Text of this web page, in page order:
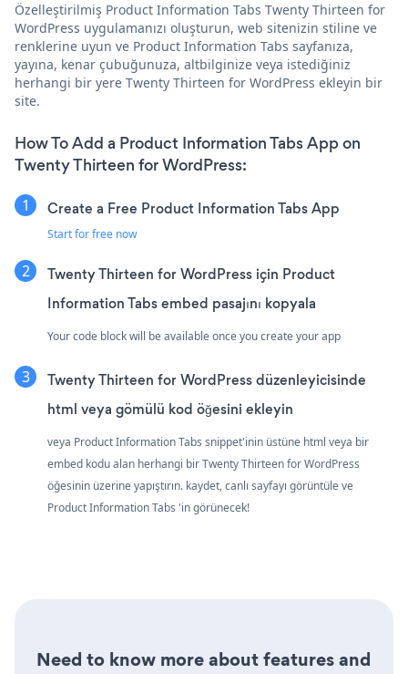
Özelleştirilmiş Product Information Tabs Twenty Thirteen for
WordPress uygulamanızı oluşturun, web sitenizin stiline ve
renklerine uyun ve Product Information Tabs sayfanıza,
yayına, kenar çubuğunuza, altbilginize veya istediğiniz
herhangi bir yere Twenty Thirteen for WordPress ekleyin bir
site.
How To Add a Product Information Tabs App on
Twenty Thirteen for WordPress:
Create a Free Product Information Tabs App
Start for free now
Twenty Thirteen for WordPress için Product
Information Tabs embed pasajını kopyala
Your code block will be available once you create your app
Twenty Thirteen for WordPress düzenleyicisinde
html veya gömülü kod öğesini ekleyin
veya Product Information Tabs snippet'inin üstüne html veya bir
embed kodu alan herhangi bir Twenty Thirteen for WordPress
öğesinin üzerine yapıştırın. kaydet, canlı sayfayı görüntüle ve
Product Information Tabs 'in görünecek!
Need to know more about features and